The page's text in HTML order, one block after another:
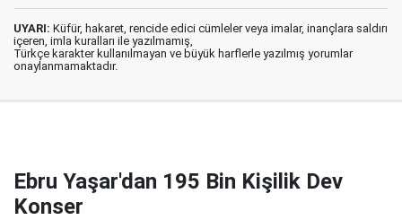
UYARI: Küfür, hakaret, rencide edici cümleler veya imalar, inançlara saldırı
içeren, imla kuralları ile yazılmamış,
Türkçe karakter kullanılmayan ve büyük harflerle yazılmış yorumlar
onaylanmamaktadır.
Ebru Yaşar'dan 195 Bin Kişilik Dev
Konser